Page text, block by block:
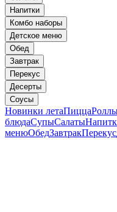
Напитки
Комбо наборы
Детское меню
Обед
Завтрак
Перекус
Десерты
Соусы
Новинки летаПицца
блюдаСупыСалаты
менюОбедЗавтракПерекус